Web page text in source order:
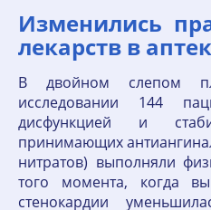
Изменились
лекарств в
В двойном слепом
исследовании 144
дисфункцией и
принимающих
нитратов) выполняли
того момента, когда
стенокардии